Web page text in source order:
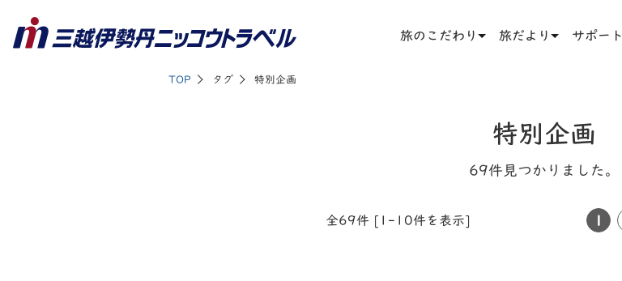
旅のこだわり 旅だより サポート
TOP タグ 特別企画
特別企画
69件見つかりました。
全69件 [1-10件を表示] 1